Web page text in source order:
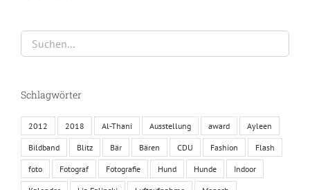
Schlagwörter
2012 2018 Al-Thani Ausstellung award Ayleen
Bildband Blitz Bär Bären CDU Fashion Flash
foto Fotograf Fotografie Hund Hunde Indoor